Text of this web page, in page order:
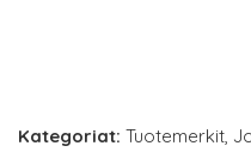
Kategoriat: Tuotemerkit,